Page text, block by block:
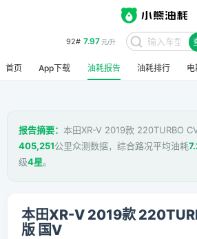
92# 7.97元/升
首页 App下载 油耗报告 油耗排行
报告摘要： 本田XR-V 2019款 220TURBO
405,251公里众测数据，综合路况平均油耗
级4星。
本田XR-V 2019款
版 国V